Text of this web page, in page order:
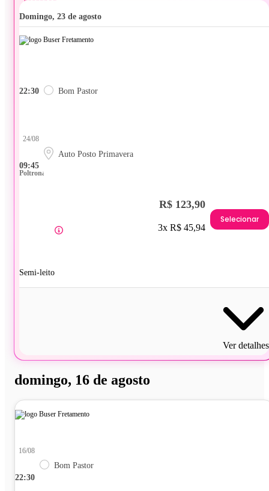
domingo, 23 de agosto
22:30 Bom Pastor
09:45
24/08
Auto Posto Primavera
Poltrona
Semi-leito
R$ 123,90
3x R$ 45,94
Selecionar
Ver detalhes
domingo, 16 de agosto
22:30
16/08
Bom Pastor